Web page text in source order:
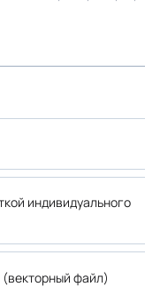
индивидуального
файл)